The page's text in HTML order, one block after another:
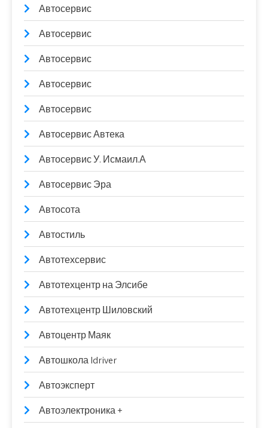
Автосервис
Автосервис
Автосервис
Автосервис
Автосервис
Автосервис Автека
Автосервис У. Исмаил.А
Автосервис Эра
Автосота
Автостиль
Автотехсервис
Автотехцентр на Элсибе
Автотехцентр Шиловский
Автоцентр Маяк
Автошкола Idriver
Автоэксперт
Автоэлектроника +